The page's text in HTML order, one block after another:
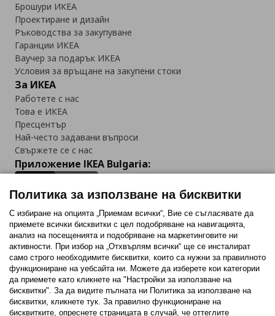
Брошури ИКЕА
Проектиране и дизайн
Ръководства за закупуване
Гаранции ИКЕА
Ваучер за подарък ИКЕА
Условия за връщане на закупени стоки
За ИКЕА
Работете с нас
Това е ИКЕА
Пресцентър
Най-често задавани въпроси
Свържете се с нас
Приложение IKEA Bulgaria:
Последвайте ни:
FacebookTwitterYoutubePinterestInstagram
Политика за използване на бисквитки
С избиране на опцията „Приемам всички“, Вие се съгласявате да
приемете всички бисквитки с цел подобряване на навигацията,
анализ на посещенията и подобряване на маркетинговите ни
активности. При избор на „Отхвърлям всички“ ще се инсталират
само строго необходимитe бисквитки, които са нужни за правилното
функциониране на уебсайта ни. Можете да изберете кои категории
да приемете като кликнете на "Настройки за използване на
бисквитки". За да видите пълната ни Политика за използване на
бисквитки, кликнете тук. За правилно функциониране на
бисквитките, опреснете страницата в случай, че оттеглите